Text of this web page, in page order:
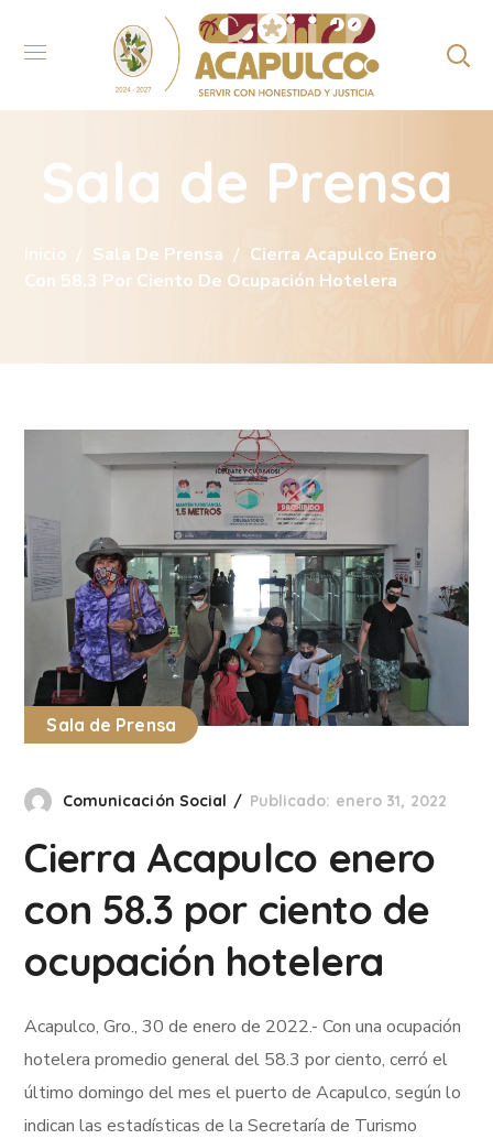
Sala de Prensa
Inicio Sala De Prensa
Cierra Acapulco Enero
Con 58.3 Por Ciento De Ocupación Hotelera
Sala de Prensa
Comunicación Social Publicado: enero 31, 2022
Cierra Acapulco enero
con 58.3 por ciento de
ocupación hotelera
Acapulco, Gro., 30 de enero de 2022.- Con una ocupación
hotelera promedio general del 58.3 por ciento, cerró el
último domingo del mes el puerto de Acapulco, según lo
indican las estadísticas de la Secretaría de Turismo